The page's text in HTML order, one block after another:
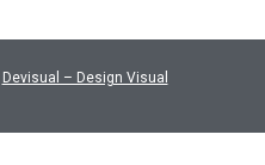
Devisual – Design Visual